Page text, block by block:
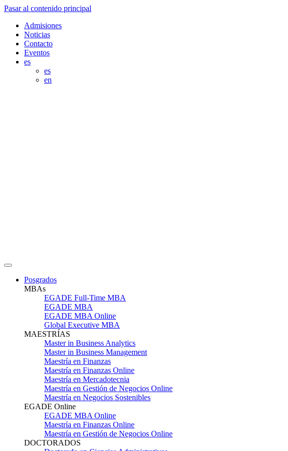
Pasar al contenido principal
Admisiones
Noticias
Contacto
Eventos
es
es
en
Posgrados
MBAs
EGADE Full-Time MBA
EGADE MBA
EGADE MBA Online
Global Executive MBA
MAESTRÍAS
Master in Business Analytics
Master in Business Management
Maestría en Finanzas
Maestría en Finanzas Online
Maestría en Mercadotecnia
Maestría en Gestión de Negocios Online
Maestría en Negocios Sostenibles
EGADE Online
EGADE MBA Online
Maestría en Finanzas Online
Maestría en Gestión de Negocios Online
DOCTORADOS